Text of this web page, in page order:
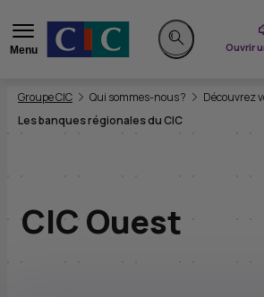
Menu
Rechercher sur le
Ouvrir
Vous êtes ici:
Groupe CIC Qui sommes-nous ?
Découvrez
Les banques régionales du CIC
CIC Ouest